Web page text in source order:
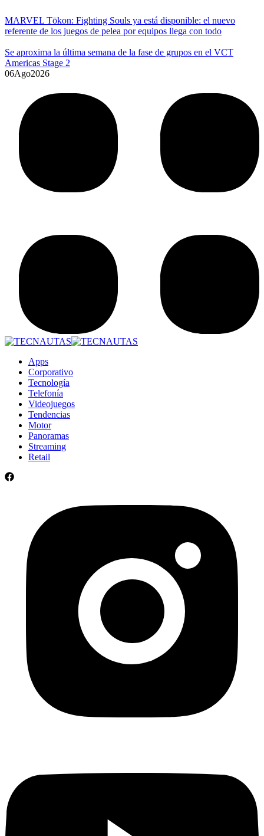
MARVEL Tōkon: Fighting Souls ya está disponible: el nuevo
referente de los juegos de pelea por equipos llega con todo
Se aproxima la última semana de la fase de grupos en el VCT
Americas Stage 2
06Ago2026
Apps
Corporativo
Tecnología
Telefonía
Videojuegos
Tendencias
Motor
Panoramas
Streaming
Retail